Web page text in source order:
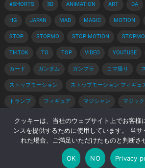
#SHORTS 3D ANIMATION ART DA
HG JAPAN MAD MAGIC MOTION
STOP STOPMO STOP MOTION
TIKTOK TO TOP VIDEO YOUTUBE
カード ガンダム ガンプラ コマ撮り
ストップモーション ストップモーション フィギュ
トランプ フィギュア マジシャン マジック
手品 手品 種明かし 種明かし 簡単 解説
© 2026 コマ撮りブログ -WordPress Video
Privacy Policy 著作権・肖
クッキーは、当社のウェブサイト上でお客様
ンスを提供するために使用しています。 当サ
れた場合、ご満足いただけたものと判断さ
OK NO Privacy